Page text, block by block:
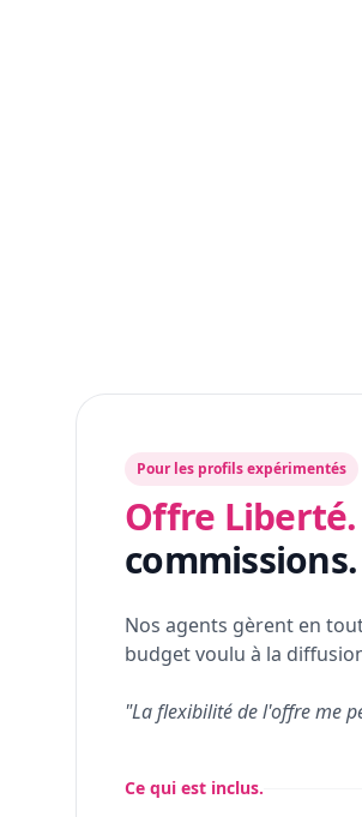
Pour les profils expérimentés
Offre Liberté.
commissions.
Nos agents gèrent en
budget voulu à la
"La flexibilité de l'offre me
Ce qui est inclus.